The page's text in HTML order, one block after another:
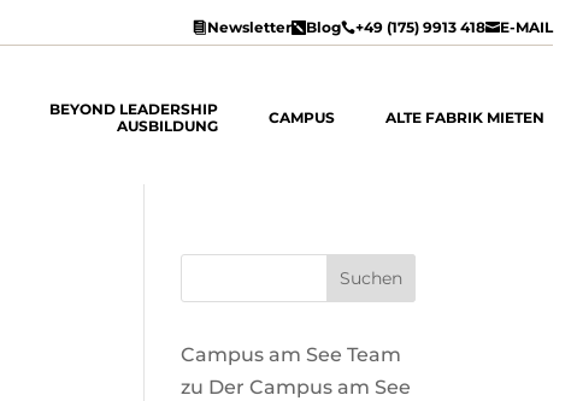
Newsletter Blog+49 (175) 9913 418E-MAIL
BEYOND LEADERSHIP
AUSBILDUNG
CAMPUS ALTE FABRIK MIETEN
Suchen
Campus am See Team
zu Der Campus am See